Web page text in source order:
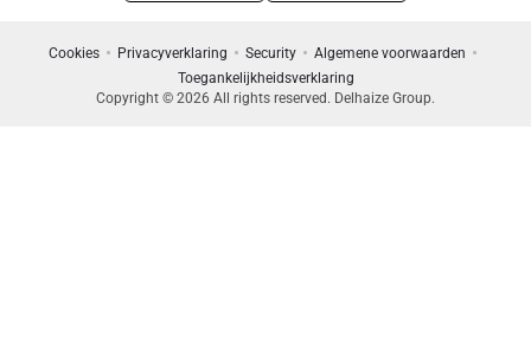
Cookies Privacyverklaring Security
Algemene voorwaarden
Toegankelijkheidsverklaring
Copyright © 2026 All rights reserved. Delhaize Group.